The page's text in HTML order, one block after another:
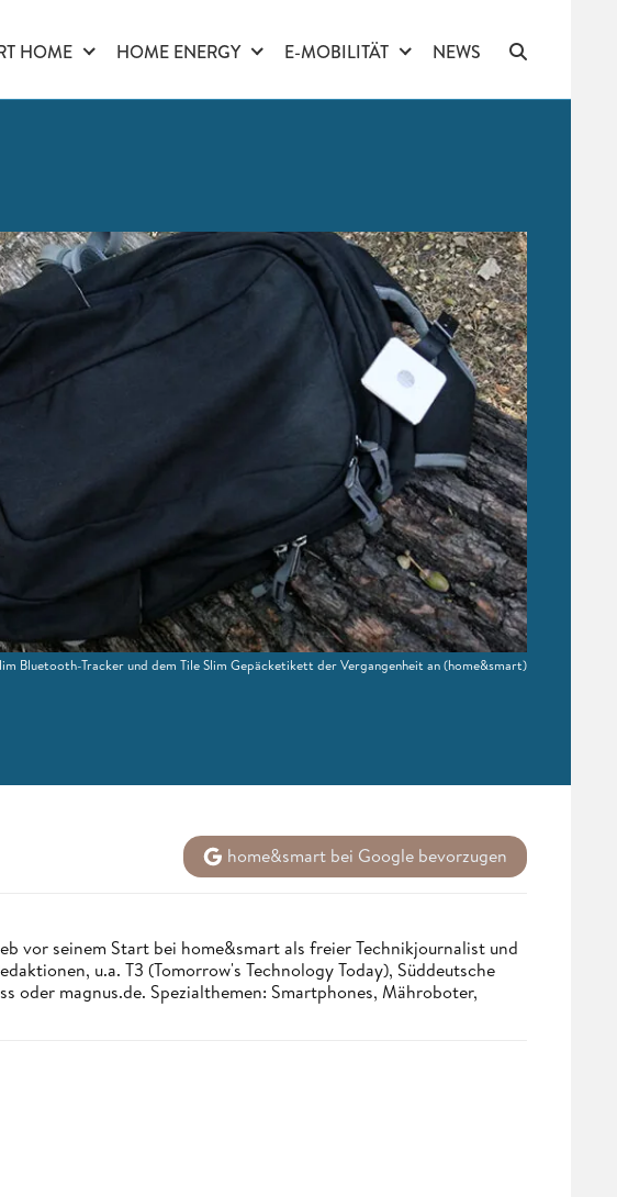
HOME HOME ENERGY E-MOBILITÄT NEWS
Bluetooth-Tracker und dem Tile Slim Gepäcketikett der Vergangenheit an(home&smart)
home&smart bei Google bevorzugen
vor seinem Start bei home&smart als freier Technikjournalist und
u.a. T3 (Tomorrow's Technology Today), Süddeutsche
oder magnus.de. Spezialthemen: Smartphones, Mähroboter,